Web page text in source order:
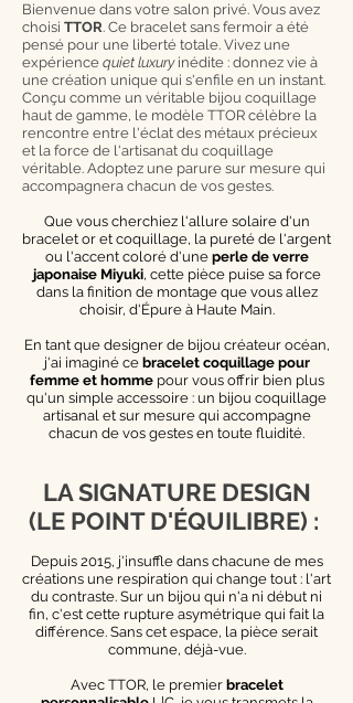
Bienvenue dans votre salon privé. Vous avez
choisi TTOR. Ce bracelet sans fermoir a été
pensé pour une liberté totale. Vivez une
expérience quiet luxuryinédite : donnez vie à
une création unique qui s'enfile en un instant.
Conçu comme un véritable bijou coquillage
haut de gamme, le modèle TTOR célèbre la
rencontre entre l'éclat des métaux précieux
et la force de l'artisanat du coquillage
véritable. Adoptez une parure sur mesure qui
accompagnera chacun de vos gestes.
Que vous cherchiez l'allure solaire d'un
bracelet or et coquillage, la pureté de l'argent
ou l'accent coloré d'une perle de verre
japonaise Miyuki, cette pièce puise sa force
dans la finition de montage que vous allez
choisir, d'Épure à Haute Main.
En tant que designer de bijou créateur océan,
j'ai imaginé ce bracelet coquillage pour
femme et hommepour vous offrir bien plus
qu'un simple accessoire : un bijou coquillage
artisanal et sur mesure qui accompagne
chacun de vos gestes en toute fluidité.
LA SIGNATURE DESIGN
(LE POINT D'ÉQUILIBRE) :
Depuis 2015, j'insuffle dans chacune de mes
créations une respiration qui change tout : l'art
du contraste. Sur un bijou qui n'a ni début ni
fin, c'est cette rupture asymétrique qui fait la
différence. Sans cet espace, la pièce serait
commune, déjà-vue.
Avec TTOR, le premier bracelet